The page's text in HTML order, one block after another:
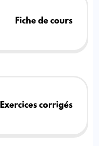
Fiche de cours
Exercices corrigés